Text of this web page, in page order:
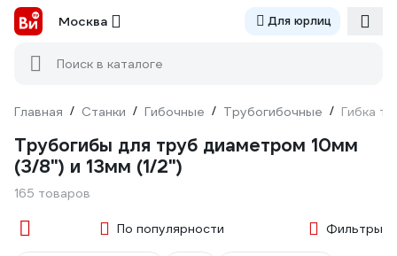
Москва Для юрлиц
Поиск в каталоге
Главная / Станки / Гибочные / Трубогибочные / Гибка
Трубогибы для труб диаметром 10мм
(3/8") и 13мм (1/2")
165 товаров
По популярности Фильтры